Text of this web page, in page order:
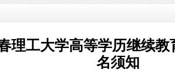
理工大学高等学历继续
名须知